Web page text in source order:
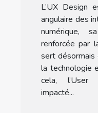
L’UX Design
angulaire des
numérique,
renforcée par
sert désormais
la technologie
cela, l’User
impacté...